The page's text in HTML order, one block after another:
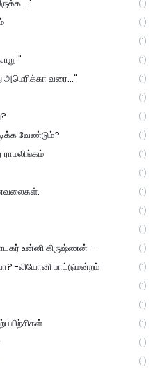
...' (1)
(1)
(1)
" (1)
அமெரிக்கா வரை..." (1)
(1)
(1)
வேண்டும்? (1)
(1)
(1)
(1)
(1)
(1)
உன்னி கிருஷ்ணன்-- (1)
லியோனி பாட்டுமன்றம் (1)
(1)
(1)
(1)
(1)
(1)